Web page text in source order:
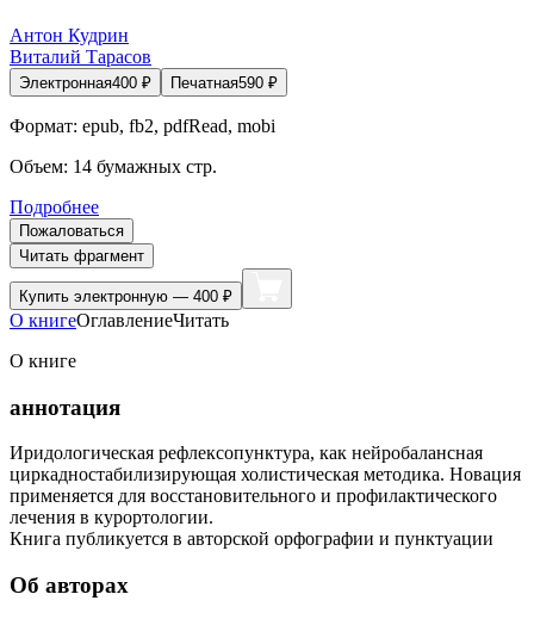
Антон Кудрин
Виталий Тарасов
Электронная400 ₽ Печатная590 ₽
Формат: epub, fb2, pdfRead, mobi
Объем: 14 бумажных стр.
Подробнее
Пожаловаться
Читать фрагмент
Купить электронную — 400 ₽
О книгеОглавлениеЧитать
О книге
аннотация
Иридологическая рефлексопунктура, как нейробалансная
циркадностабилизирующая холистическая методика. Новация
применяется для восстановительного и профилактического
лечения в курортологии.
Книга публикуется в авторской орфографии и пунктуации
Об авторах